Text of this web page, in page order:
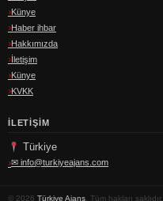
Künye
Haber ihbar
Hakkımızda
İletişim
Künye
KVKK
İLETIŞIM
Türkiye
✉ info@turkiyeajans.com
© 2026 Türkiye Ajans. Tüm hakları saklıdır.